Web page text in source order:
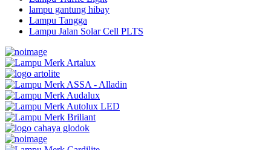
lampu gantung hibay
Lampu Tangga
Lampu Jalan Solar Cell PLTS